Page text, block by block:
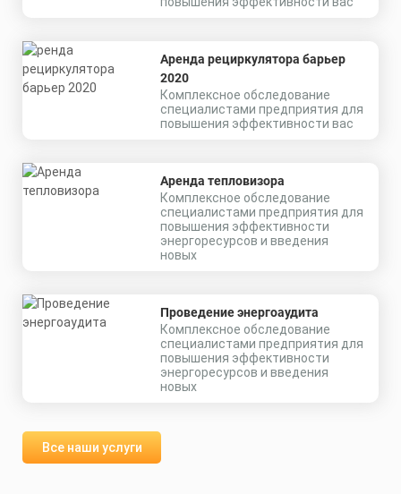
Модуль
U-1, 80 Вт,
светодиодный
Мощность: 80 Вт
Коэффициент мощности не менее:
0,95 cos
(анодированный), рассеиватель
поликарбонат
Заказать
Скачать
КП
Аренда рециркулятора барьер
2020
Комплексное обследование
специалистами предприятия для
повышения эффективности вас
Аренда тепловизора
Комплексное обследование
специалистами предприятия для
повышения эффективности
энергоресурсов и введения
новых
Проведение энергоаудита
Комплексное обследование
специалистами предприятия для
повышения эффективности
энергоресурсов и введения
новых
Все наши услуги